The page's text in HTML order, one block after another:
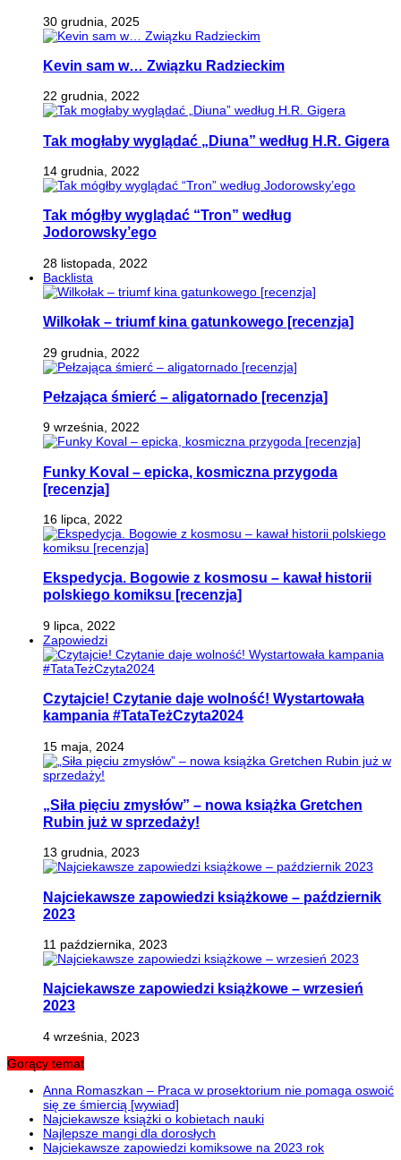
30 grudnia, 2025
Kevin sam w… Związku Radzieckim
22 grudnia, 2022
Tak mogłaby wyglądać „Diuna” według H.R. Gigera
14 grudnia, 2022
Tak mógłby wyglądać “Tron” według
Jodorowsky’ego
28 listopada, 2022
Backlista
Wilkołak – triumf kina gatunkowego [recenzja]
29 grudnia, 2022
Pełzająca śmierć – aligatornado [recenzja]
9 września, 2022
Funky Koval – epicka, kosmiczna przygoda
[recenzja]
16 lipca, 2022
Ekspedycja. Bogowie z kosmosu – kawał historii
polskiego komiksu [recenzja]
9 lipca, 2022
Zapowiedzi
Czytajcie! Czytanie daje wolność! Wystartowała
kampania #TataTeżCzyta2024
15 maja, 2024
„Siła pięciu zmysłów” – nowa książka Gretchen
Rubin już w sprzedaży!
13 grudnia, 2023
Najciekawsze zapowiedzi książkowe – październik
2023
11 października, 2023
Najciekawsze zapowiedzi książkowe – wrzesień
2023
4 września, 2023
Gorący temat
Anna Romaszkan – Praca w prosektorium nie pomaga oswoić
się ze śmiercią [wywiad]
Najciekawsze książki o kobietach nauki
Najlepsze mangi dla dorosłych
Najciekawsze zapowiedzi komiksowe na 2023 rok